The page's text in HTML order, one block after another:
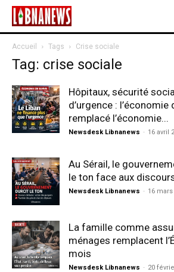
Accueil Tags Crise sociale
Tag: crise sociale
Hôpitaux, sécurité
d’urgence :
remplacé l’économie...
Newsdesk Libnanews - 16 avril
Au Sérail, le
le ton face aux
Newsdesk Libnanews - 16 mars
La famille comme
ménages remplacent
mois
Newsdesk Libnanews - 20